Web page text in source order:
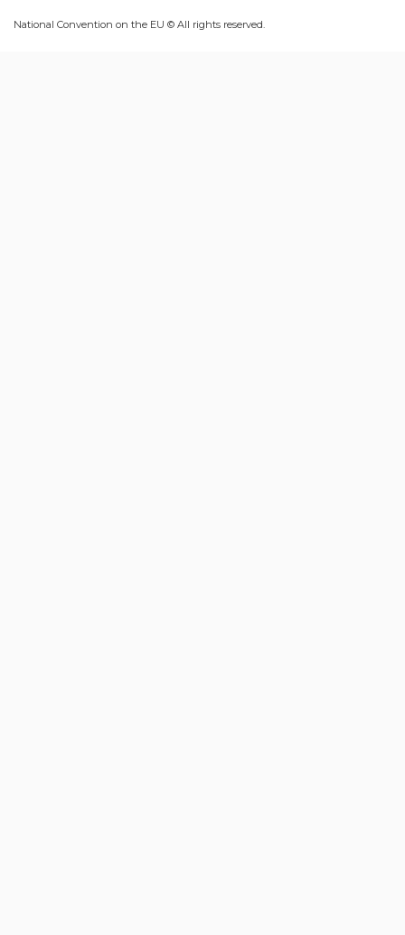
National Convention on the EU © All rights reserved.